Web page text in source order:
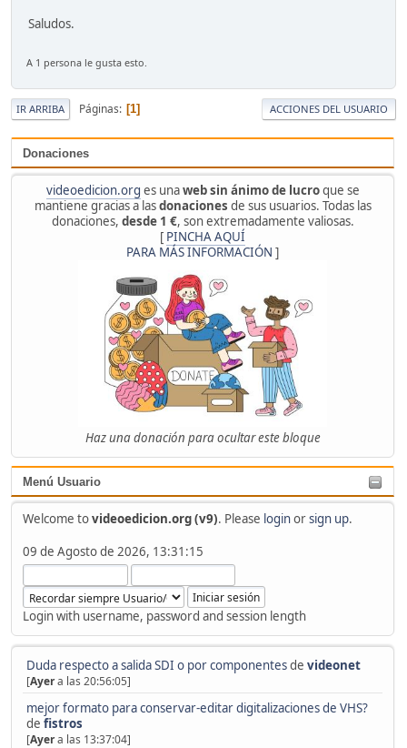
Donaciones
videoedicion.org es unaweb sin ánimo de lucroque se
mantiene gracias a lasdonaciones de sus usuarios. Todas las
donaciones, desde 1 €, son extremadamente valiosas.
[ PINCHA AQUÍ
PARA MÁS INFORMACIÓN ]
Haz una donación para ocultar este bloque
Menú Usuario
Welcome tovideoedicion.org (v9). Please loginorsign up.
09 de Agosto de 2026, 13:31:15
Login with username, password and session length
Duda respecto a salida SDI o por componentesde videonet
[Ayera las 20:56:05]
mejor formato para conservar-editar digitalizaciones de VHS?
de fistros
[Ayera las 13:37:04]
Saludos.
A 1 persona le gusta esto.
IR ARRIBA Páginas 1 ACCIONES DEL USUARIO